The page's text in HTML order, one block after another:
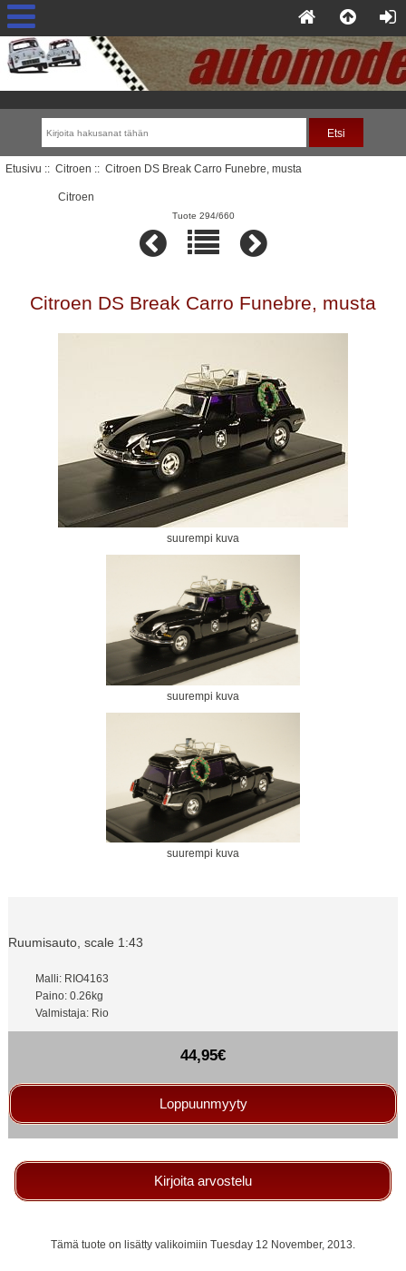
Etusivu :: Citroen :: Citroen DS Break Carro Funebre, musta
Citroen
Tuote 294/660
Citroen DS Break Carro Funebre, musta
suurempi kuva
suurempi kuva
suurempi kuva
Ruumisauto, scale 1:43
Malli: RIO4163
Paino: 0.26kg
Valmistaja: Rio
44,95€
Loppuunmyyty
Kirjoita arvostelu
Tämä tuote on lisätty valikoimiin Tuesday 12 November, 2013.